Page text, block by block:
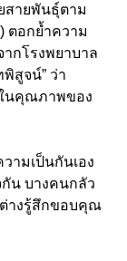
สายพันธุ์ตาม
ตอกย้ำความ
ากโรงพยาบาล
สูจน์” ว่า
ในคุณภาพของ
ามเป็นกันเอง
กัน บางคนกลัว
ต่างรู้สึกขอบคุณ